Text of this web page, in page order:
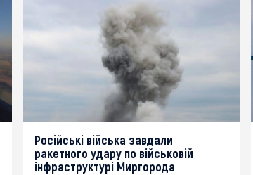
Російські війська завдали
ракетного удару по військовій
інфраструктурі Миргорода